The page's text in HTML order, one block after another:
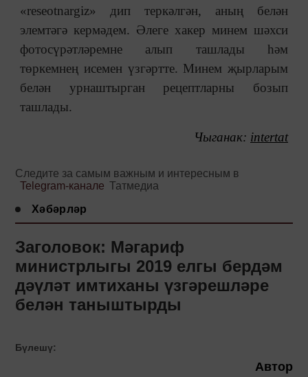
«reseotnargiz» дип теркәлгән, аның белән
элемтәгә кермәдем. Әлеге хакер минем шәхси
фотосүрәтләремне алып ташлады һәм
төркемнең исемен үзгәртте. Минем җырларым
белән урнаштырган рецептларны бозып
ташлады.
Чыганак: intertat
Следите за самым важным и интересным в
Telegram-канале Татмедиа
Хәбәрләр
Заголовок: Мәгариф
министрлыгы 2019 елгы бердәм
дәүләт имтиханы үзгәрешләре
белән таныштырды
Бүлешү:
Автор